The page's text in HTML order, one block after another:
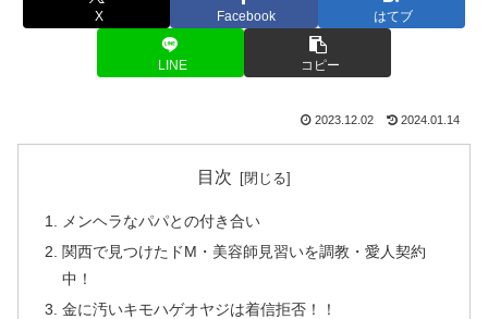
X Facebook はてブ
LINE コピー
2023.12.02 2024.01.14
目次
メンヘラなパパとの付き合い
関西で見つけたドM・美容師見習いを調教・愛人契約
中！
金に汚いキモハゲオヤジは着信拒否！！